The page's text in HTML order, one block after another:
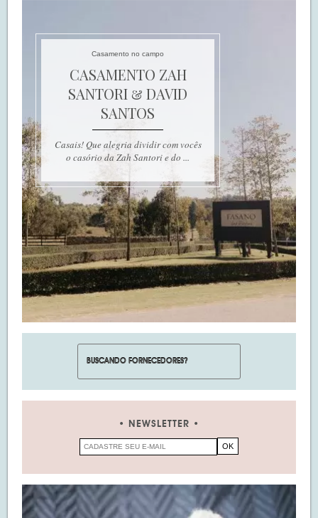
Casamento no campo
CASAMENTO ZAH
SANTORI & DAVID
SANTOS
Casais! Que alegria dividir com vocês
o casório da Zah Santori e do ...
NEWSLETTER